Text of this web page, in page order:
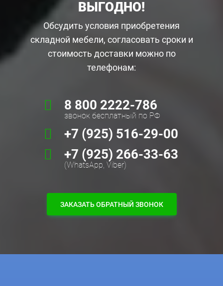
ВЫГОДНО!
Обсудить условия приобретения
складной мебели, согласовать сроки и
стоимость доставки можно по
телефонам:
8 800 2222-786
звонок бесплатный по РФ
+7 (925) 516-29-00
+7 (925) 266-33-63
(WhatsApp, Viber)
ЗАКАЗАТЬ ОБРАТНЫЙ ЗВОНОК